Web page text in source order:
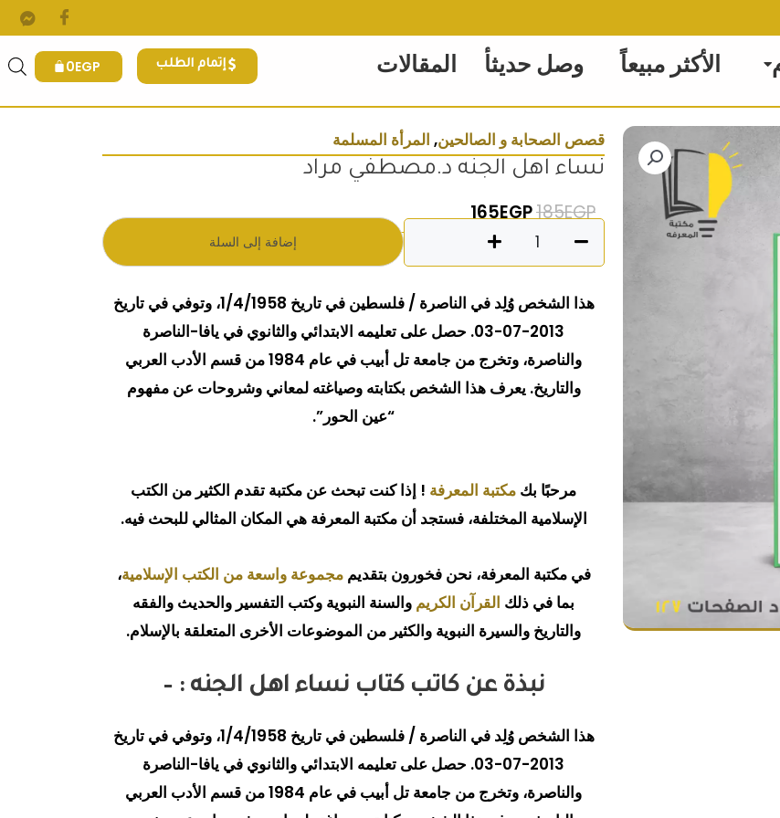
الأكثر مبيعاً وصل حديثأ المقالات إتمام الطلب 0EGP
قصص الصحابة و الصالحين, المرأة المسلمة
نساء اهل الجنه د.مصطفي مراد
185EGP السعر الأصلي هو: 185EGP.
165EGP السعر الحالي هو: 165EGP.
كمية
الجنه
د.مصطفي
مراد
إضافة إلى السلة
هذا الشخص وُلِد في الناصرة / فلسطين في تاريخ 1/4/1958، وتوفي في تاريخ
2013-07-03. حصل على تعليمه الابتدائي والثانوي في يافا-الناصرة
والناصرة، وتخرج من جامعة تل أبيب في عام 1984 من قسم الأدب العربي
والتاريخ. يعرف هذا الشخص بكتابته وصياغته لمعاني وشروحات عن مفهوم
“عين الحور”.
مرحبًا بك مكتبة المعرفة ! إذا كنت تبحث عن مكتبة تقدم الكثير من الكتب
الإسلامية المختلفة، فستجد أن مكتبة المعرفة هي المكان المثالي للبحث فيه.
في مكتبة المعرفة، نحن فخورون بتقديممجموعة واسعة من الكتب الإسلامية،
بما في ذلك القرآن الكريم والسنة النبوية وكتب التفسير والحديث والفقه
والتاريخ والسيرة النبوية والكثير من الموضوعات الأخرى المتعلقة بالإسلام.
نبذة عن كاتب كتاب نساء اهل الجنه : –
هذا الشخص وُلِد في الناصرة / فلسطين في تاريخ 1/4/1958، وتوفي في تاريخ
2013-07-03. حصل على تعليمه الابتدائي والثانوي في يافا-الناصرة
والناصرة، وتخرج من جامعة تل أبيب في عام 1984 من قسم الأدب العربي